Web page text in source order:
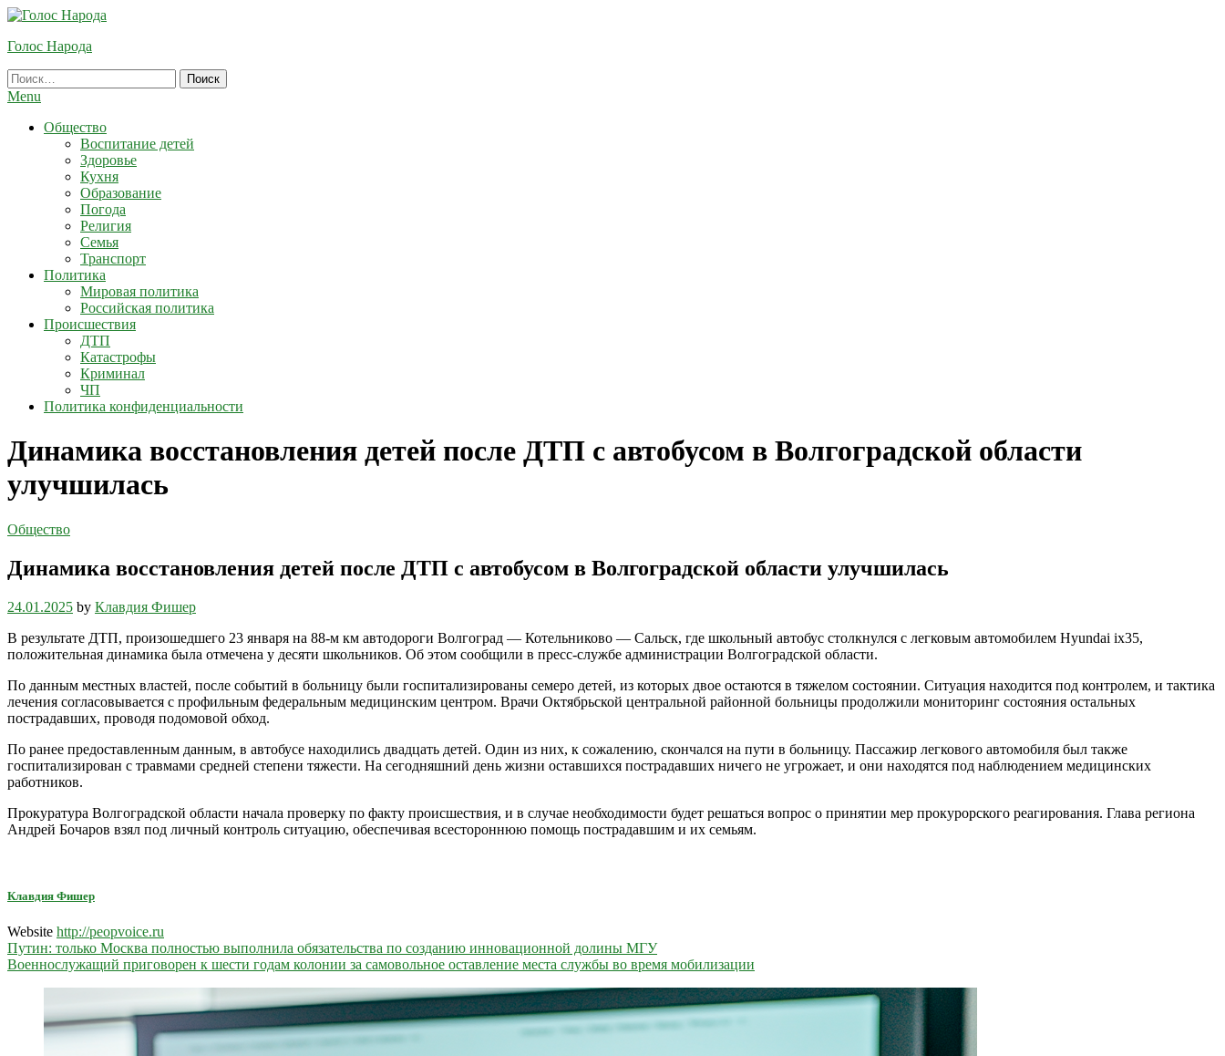
Skip
Content
Голос Народа
Найти:
Menu
Общество
Воспитание детей
Здоровье
Кухня
Образование
Погода
Религия
Семья
Транспорт
Политика
Мировая политика
Российская политика
Происшествия
ДТП
Катастрофы
Криминал
ЧП
Политика конфиденциальности
Динамика восстановления детей после ДТП с автобусом в Волгоградской области
улучшилась
Общество
Динамика восстановления детей после ДТП с автобусом в Волгоградской области улучшилась
24.01.2025 by Клавдия Фишер
В результате ДТП, произошедшего 23 января на 88-м км автодороги Волгоград — Котельниково — Сальск, где школьный автобус столкнулся с легковым автомобилем Hyundai ix35,
положительная динамика была отмечена у десяти школьников. Об этом сообщили в пресс-службе администрации Волгоградской области.
По данным местных властей, после событий в больницу были госпитализированы семеро детей, из которых двое остаются в тяжелом состоянии. Ситуация находится под контролем, и тактика
лечения согласовывается с профильным федеральным медицинским центром. Врачи Октябрьской центральной районной больницы продолжили мониторинг состояния остальных
пострадавших, проводя подомовой обход.
По ранее предоставленным данным, в автобусе находились двадцать детей. Один из них, к сожалению, скончался на пути в больницу. Пассажир легкового автомобиля был также
госпитализирован с травмами средней степени тяжести. На сегодняшний день жизни оставшихся пострадавших ничего не угрожает, и они находятся под наблюдением медицинских
работников.
Прокуратура Волгоградской области начала проверку по факту происшествия, и в случае необходимости будет решаться вопрос о принятии мер прокурорского реагирования. Глава региона
Андрей Бочаров взял под личный контроль ситуацию, обеспечивая всестороннюю помощь пострадавшим и их семьям.
Клавдия Фишер
Website http://peopvoice.ru
Навигация
по
Путин: только Москва полностью выполнила обязательства по созданию инновационной долины МГУ
Военнослужащий приговорен к шести годам колонии за самовольное оставление места службы во время мобилизации